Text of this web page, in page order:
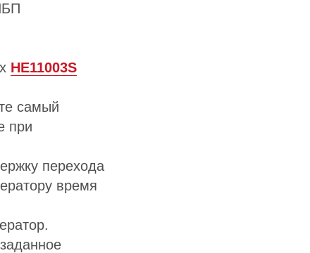
HE11003S
самый
при
перехода
время